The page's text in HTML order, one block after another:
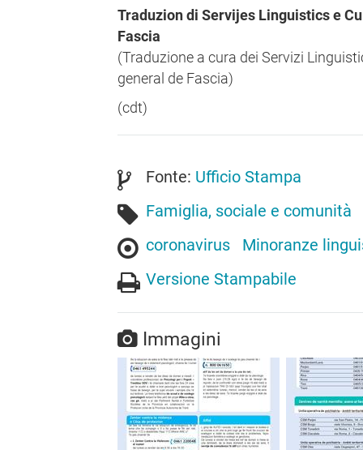
Traduzion di Servijes Linguistics e
Fascia
(Traduzione a cura dei Servizi
general de Fascia)
(cdt)
Fonte: Ufficio Stampa
Famiglia, sociale e comunità
coronavirus
Minoranze
Versione Stampabile
Immagini